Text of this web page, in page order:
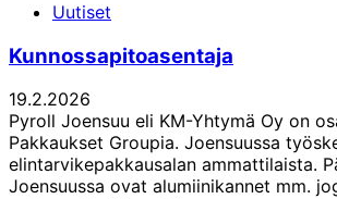
Uutiset
Kunnossapitoasentaja
19.2.2026
Pyroll Joensuu eli KM-Yhtymä Oy on
Pakkaukset Groupia. Joensuussa
elintarvikepakkausalan ammattilaista.
Joensuussa ovat alumiinikannet mm.